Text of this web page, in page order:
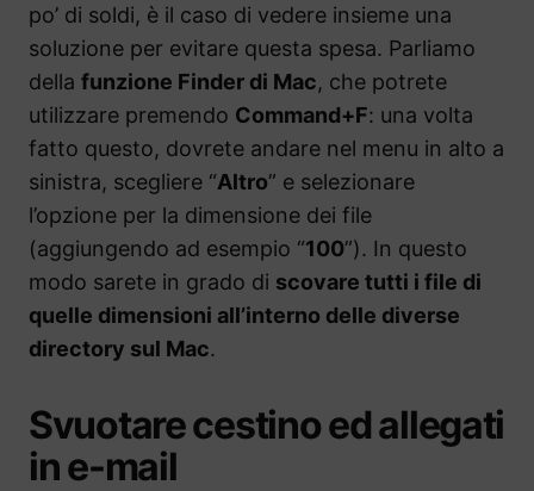
po’ di soldi, è il caso di vedere insieme una
soluzione per evitare questa spesa. Parliamo
della funzione Finder di Mac, che potrete
utilizzare premendo Command+F: una volta
fatto questo, dovrete andare nel menu in alto a
sinistra, scegliere “Altro” e selezionare
l’opzione per la dimensione dei file
(aggiungendo ad esempio “100”). In questo
modo sarete in grado di scovare tutti i file di
quelle dimensioni all’interno delle diverse
directory sul Mac.
Svuotare cestino ed allegati
in e-mail